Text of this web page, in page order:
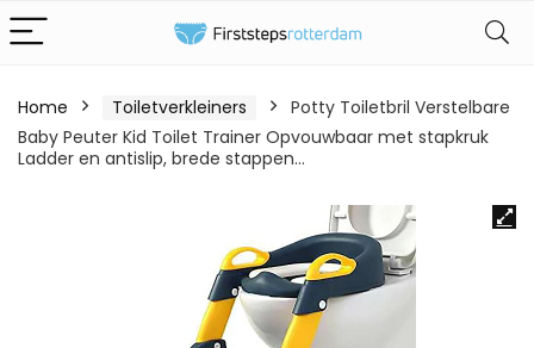
Home Toiletverkleiners
Potty Toiletbril Verstelbare
Baby Peuter Kid Toilet Trainer Opvouwbaar met stapkruk
Ladder en antislip, brede stappen…